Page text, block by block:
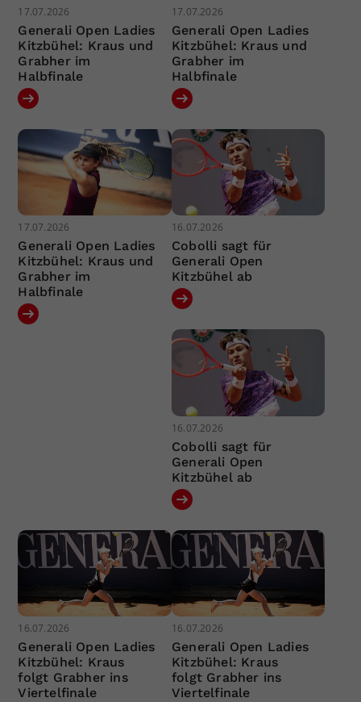
17.07.2026
Generali Open Ladies
Kitzbühel: Kraus und
Grabher im
Halbfinale
17.07.2026
Generali Open Ladies
Kitzbühel: Kraus und
Grabher im
Halbfinale
17.07.2026
Generali Open Ladies
Kitzbühel: Kraus und
Grabher im
Halbfinale
16.07.2026
Cobolli sagt für
Generali Open
Kitzbühel ab
16.07.2026
Cobolli sagt für
Generali Open
Kitzbühel ab
16.07.2026
Generali Open Ladies
Kitzbühel: Kraus
folgt Grabher ins
Viertelfinale
16.07.2026
Generali Open Ladies
Kitzbühel: Kraus
folgt Grabher ins
Viertelfinale